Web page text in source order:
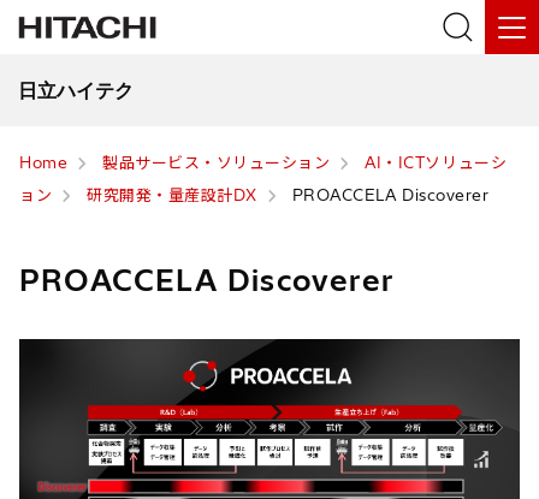
日立ハイテク
Home 製品サービス・ソリューション
AI・ICTソリューシ
ョン
研究開発・量産設計DX PROACCELA Discoverer
PROACCELA Discoverer